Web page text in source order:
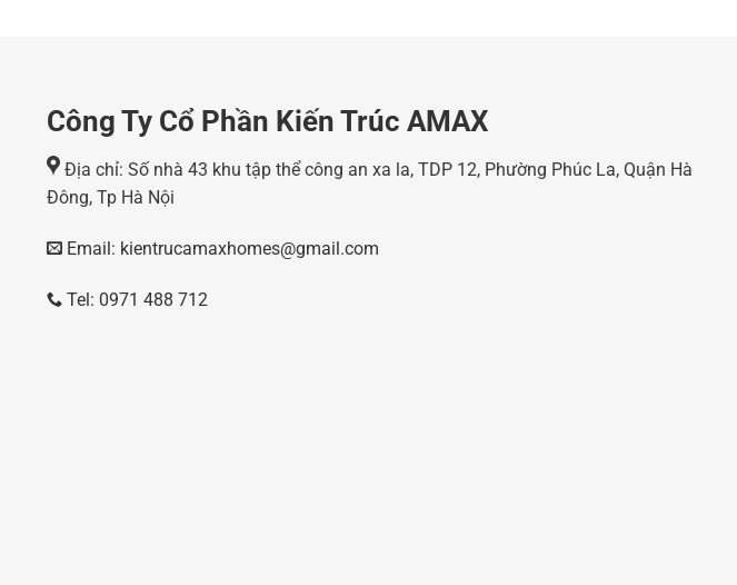
Công Ty Cổ Phần Kiến Trúc AMAX
Địa chỉ: Số nhà 43 khu tập thể công an xa la, TDP 12, Phường Phúc La, Quận Hà
Đông, Tp Hà Nội
Email: kientrucamaxhomes@gmail.com
Tel: 0971 488 712